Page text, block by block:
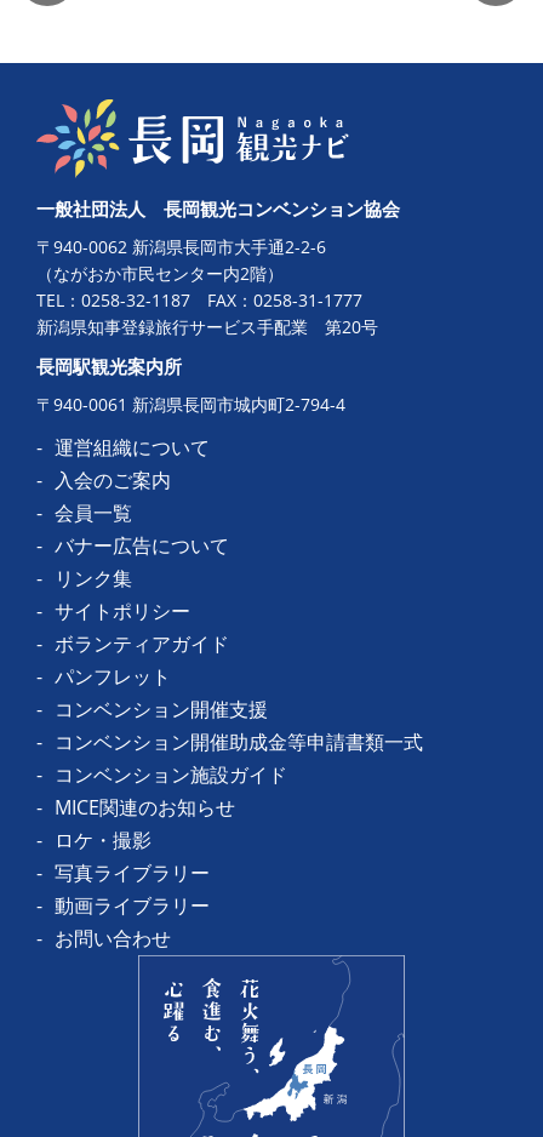
一般社団法人 長岡観光コンベンション協会
〒940-0062 新潟県長岡市大手通2-2-6
（ながおか市民センター内2階）
TEL： 0258-32-1187 FAX：0258-31-1777
新潟県知事登録旅行サービス手配業 第20号
長岡駅観光案内所
〒940-0061 新潟県長岡市城内町2-794-4
運営組織について
入会のご案内
会員一覧
バナー広告について
リンク集
サイトポリシー
ボランティアガイド
パンフレット
コンベンション開催支援
コンベンション開催助成金等申請書類一式
コンベンション施設ガイド
MICE関連のお知らせ
ロケ・撮影
写真ライブラリー
動画ライブラリー
お問い合わせ